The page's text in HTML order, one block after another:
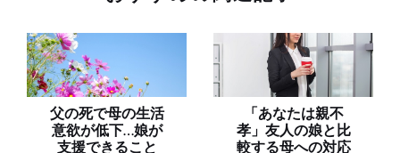
父の死で母の生活
意欲が低下…娘が
支援できること
「あなたは親不
孝」友人の娘と比
較する母への対応